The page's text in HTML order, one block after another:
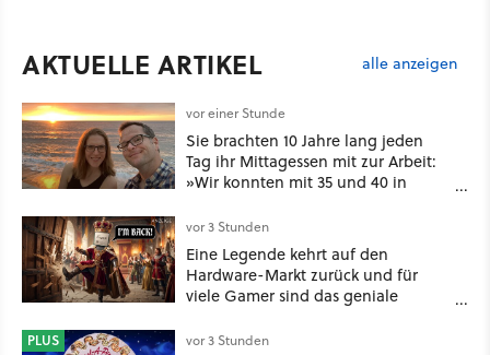
AKTUELLE ARTIKEL alle anzeigen
vor einer Stunde
Sie brachten 10 Jahre lang jeden
Tag ihr Mittagessen mit zur Arbeit:
»Wir konnten mit 35 und 40 in
Gamification [Best of GameStar]
vor 3 Stunden
Eine Legende kehrt auf den
Hardware-Markt zurück und für
viele Gamer sind das geniale
PLUS vor 3 Stunden